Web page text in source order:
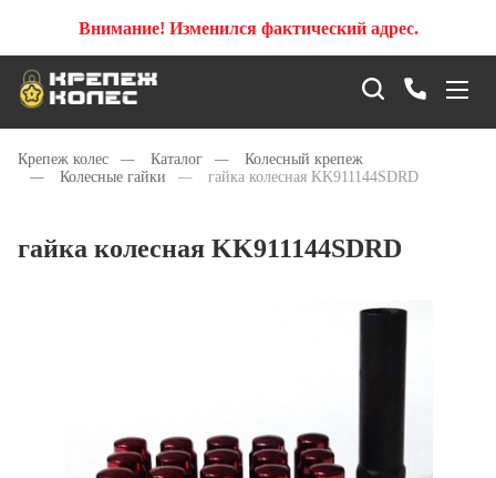
Внимание! Изменился фактический адрес.
Крепеж колес — Каталог —
Колесный крепеж
—
Колесные гайки — гайка колесная KK911144SDRD
гайка колесная KK911144SDRD